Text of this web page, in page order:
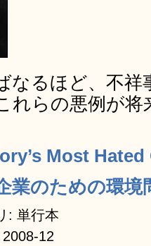
なるほど、不祥
れらの悪例が
Most
業のための環境
: 単行本
12